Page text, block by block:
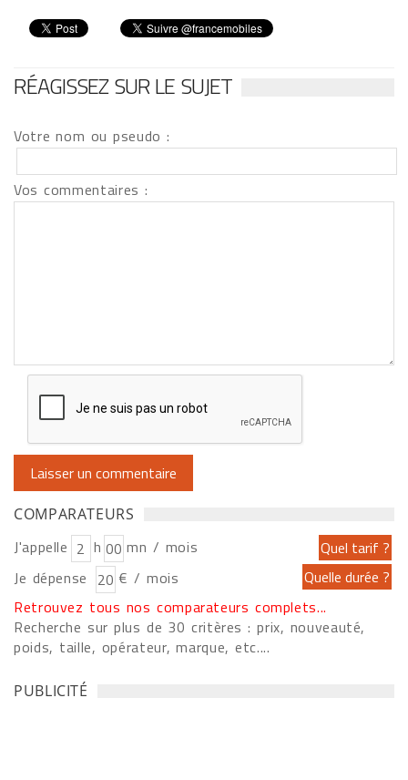
RÉAGISSEZ SUR LE SUJET
Votre nom ou pseudo :
Vos commentaires :
COMPARATEURS
J'appelle h
mn / mois
Je dépense
€ / mois
Retrouvez tous nos comparateurs complets...
Recherche sur plus de 30 critères : prix, nouveauté,
poids, taille, opérateur, marque, etc....
PUBLICITÉ